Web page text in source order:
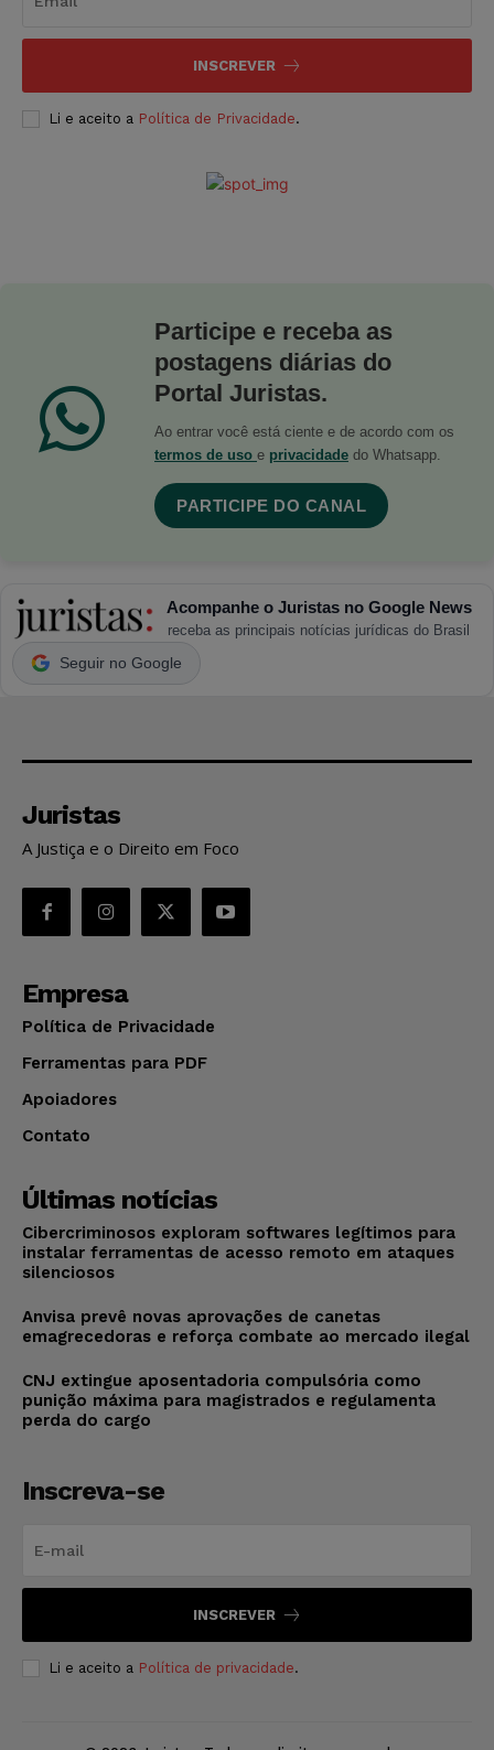
INSCREVER
Li e aceito a Política de Privacidade.
Participe e receba as
postagens diárias do
Portal Juristas.
Ao entrar você está ciente e de acordo com os
termos de uso e privacidade do Whatsapp.
PARTICIPE DO CANAL
Acompanhe o Juristas no Google News
receba as principais notícias jurídicas do Brasil
Seguir no Google
Juristas
A Justiça e o Direito em Foco
Empresa
Política de Privacidade
Ferramentas para PDF
Apoiadores
Contato
Últimas notícias
Cibercriminosos exploram softwares legítimos para
instalar ferramentas de acesso remoto em ataques
silenciosos
Anvisa prevê novas aprovações de canetas
emagrecedoras e reforça combate ao mercado ilegal
CNJ extingue aposentadoria compulsória como
punição máxima para magistrados e regulamenta
perda do cargo
Inscreva-se
INSCREVER
Li e aceito a Política de privacidade.